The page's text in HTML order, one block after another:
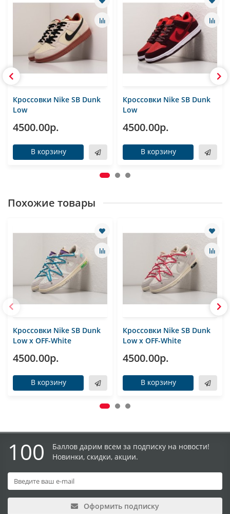
Кроссовки Nike SB Dunk
Low
4500.00р.
В корзину
Кроссовки Nike SB Dunk
Low
4500.00р.
В корзину
Похожие товары
Кроссовки Nike SB Dunk
Low x OFF-White
4500.00р.
В корзину
Кроссовки Nike SB Dunk
Low x OFF-White
4500.00р.
В корзину
100
Баллов дарим всем за подписку на новости!
Новинки, скидки, акции.
Оформить подписку